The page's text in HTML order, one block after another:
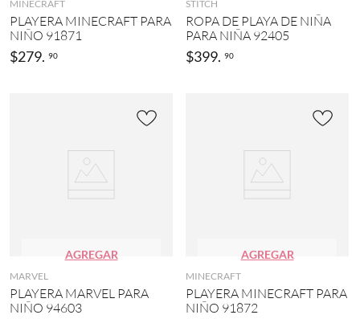
MINECRAFT
PLAYERA MINECRAFT PARA
NIÑO 91871
$279. 90
STITCH
ROPA DE PLAYA DE NIÑA
PARA NIÑA 92405
$399. 90
AGREGAR
MARVEL
PLAYERA MARVEL PARA
NIÑO 94603
AGREGAR
MINECRAFT
PLAYERA MINECRAFT PARA
NIÑO 91872